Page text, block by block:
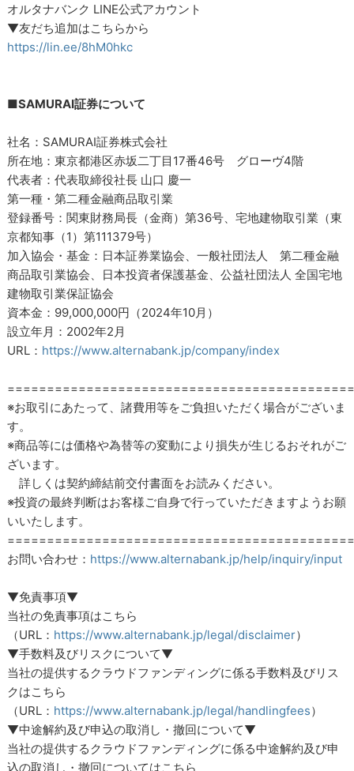
オルタナバンク LINE公式アカウント
▼友だち追加はこちらから
https://lin.ee/8hM0hkc
■SAMURAI証券について
社名：SAMURAI証券株式会社
所在地：東京都港区赤坂二丁目17番46号 グローヴ4階
代表者：代表取締役社長 山口 慶一
第一種・第二種金融商品取引業
登録番号：関東財務局長（金商）第36号、宅地建物取引業（東
京都知事（1）第111379号）
加入協会・基金：日本証券業協会、一般社団法人 第二種金融
商品取引業協会、日本投資者保護基金、公益社団法人 全国宅地
建物取引業保証協会
資本金：99,000,000円（2024年10月）
設立年月：2002年2月
URL： https://www.alternabank.jp/company/index
※お取引にあたって、諸費用等をご負担いただく場合がございま
す。
※商品等には価格や為替等の変動により損失が生じるおそれがご
ざいます。
詳しくは契約締結前交付書面をお読みください。
※投資の最終判断はお客様ご自身で行っていただきますようお願
いいたします。
お問い合わせ： https://www.alternabank.jp/help/inquiry/input
▼免責事項▼
当社の免責事項はこちら
（URL： https://www.alternabank.jp/legal/disclaimer）
▼手数料及びリスクについて▼
当社の提供するクラウドファンディングに係る手数料及びリス
クはこちら
（URL： https://www.alternabank.jp/legal/handlingfees）
▼中途解約及び申込の取消し・撤回について▼
当社の提供するクラウドファンディングに係る中途解約及び申
込の取消し・撤回についてはこちら